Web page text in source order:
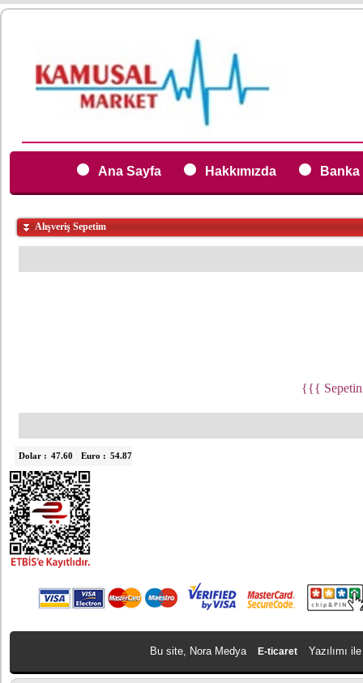
Ana Sayfa Hakkımızda Banka
Alışveriş Sepetim
{{{
Dolar : 47.60 Euro : 54.87
Bu site, Nora Medya E-ticaret Yazılımı